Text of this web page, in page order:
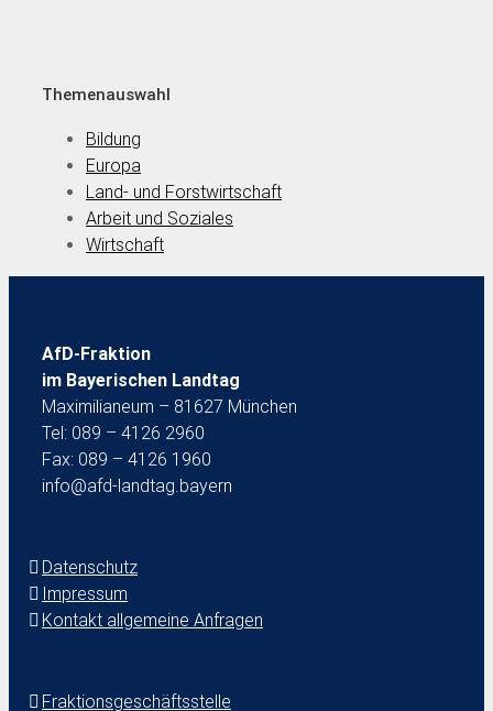
Themenauswahl
Bildung
Europa
Land- und Forstwirtschaft
Arbeit und Soziales
Wirtschaft
AfD-Fraktion
im Bayerischen Landtag
Maximilianeum – 81627 München
Tel: 089 – 4126 2960
Fax: 089 – 4126 1960
info@afd-landtag.bayern
Datenschutz
Impressum
Kontakt allgemeine Anfragen
Fraktionsgeschäftsstelle